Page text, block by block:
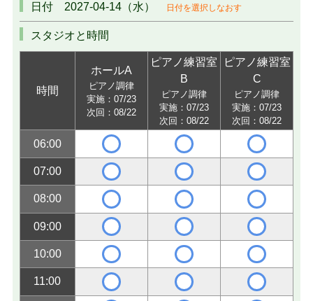
日付 2027-04-14（水） 日付を選択しなおす
スタジオと時間
時間
06:00
07:00
08:00
09:00
10:00
11:00
ホールA
ピアノ調律
実施：07/23
次回：08/22
ピアノ練習室
B
ピアノ調律
実施：07/23
次回：08/22
ピアノ練習室
C
ピアノ調律
実施：07/23
次回：08/22